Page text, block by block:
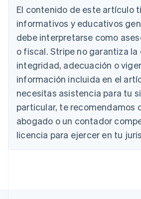
El contenido de este artículo
informativos y educativos
debe interpretarse como
o fiscal. Stripe no garantiza
integridad, adecuación o
información incluida en el
necesitas asistencia para tu
particular, te recomendamos
abogado o un contador
licencia para ejercer en tu
Australia
English
Austria
DeutschEnglish
Nederlands FrançaisDeutsch English
Brasil
Português English
Bulgaria
English
Canadá
China continental
简体中文English